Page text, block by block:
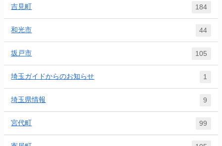
吉見町 184
和光市 44
坂戸市 105
埼玉ガイドからのお知らせ 1
埼玉県情報 9
宮代町 99